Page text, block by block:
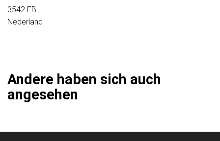
3542 EB
Nederland
Andere haben sich auch
angesehen